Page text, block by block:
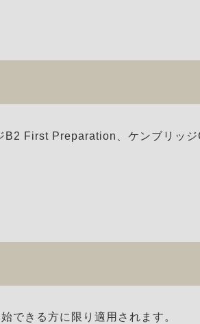
B2 First Preparation、ケンブリッ
できる方に限り適用されます。